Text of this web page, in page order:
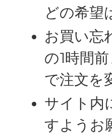
どの希望
お買い忘
の1時間
で注文を
サイト内
すようお